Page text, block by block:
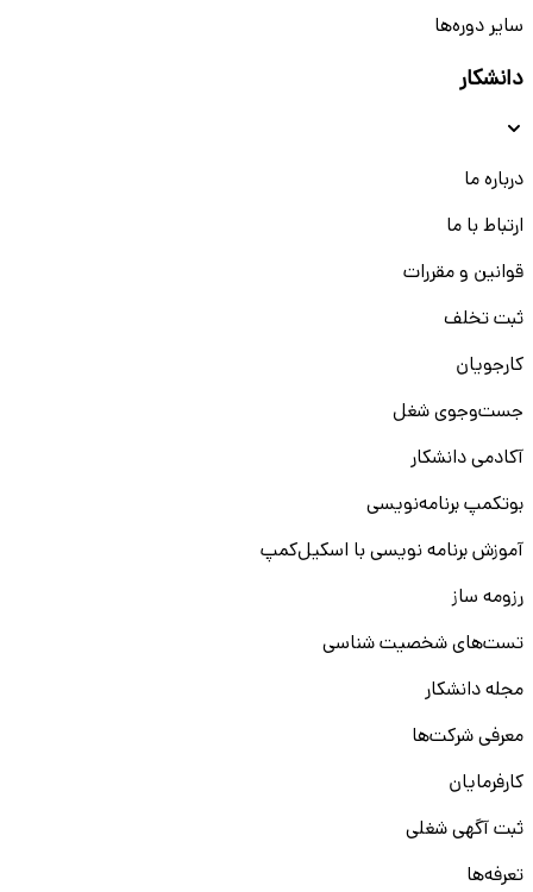
سایر دوره‌ها
دانشکار
درباره ما
ارتباط با ما
قوانین و مقررات
ثبت تخلف
کارجویان
جست‌و‌جوی شغل
آکادمی دانشکار
بوتکمپ برنامه‌نویسی
آموزش برنامه نویسی با اسکیل‌کمپ
رزومه ساز
تست‌های شخصیت شناسی
مجله دانشکار
معرفی شرکت‌ها
کارفرمایان
ثبت آگهی شغلی
تعرفه‌ها